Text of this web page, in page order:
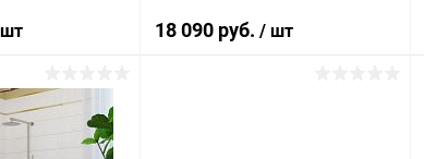
18 090 руб. / шт